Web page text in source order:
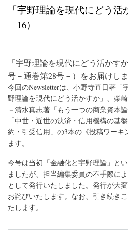
「宇野理論を現代にどう活
―16）
「宇野理論を現代にどう活かす
号－通巻第28号－）をお届けしま
今回のNewsletterは、小野寺直日著「
野理論を現代にどう活かすか」、柴
－清水真志著「もう一つの商業資本
「中世・近世の決済・信用機構の基
約・引受信用」の3本の《投稿ワー
ます。
今号は当初「金融化と宇野理論」と
ましたが、担当編集委員の不手際に
として発行いたしました。発行が大
お詫びいたします。なお、引き続き
たします。